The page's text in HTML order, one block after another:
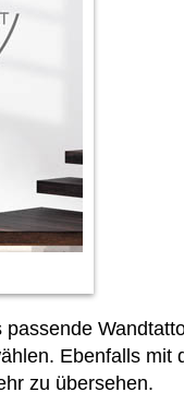
Ebenfalls mit
zu übersehen.